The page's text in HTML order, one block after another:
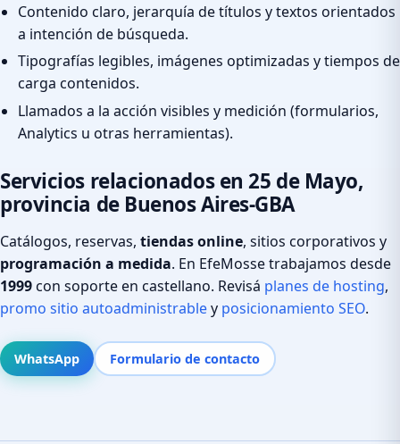
Contenido claro, jerarquía de títulos y textos orientados
a intención de búsqueda.
Tipografías legibles, imágenes optimizadas y tiempos de
carga contenidos.
Llamados a la acción visibles y medición (formularios,
Analytics u otras herramientas).
Servicios relacionados en 25 de Mayo,
provincia de Buenos Aires-GBA
Catálogos, reservas, tiendas online, sitios corporativos y
programación a medida. En EfeMosse trabajamos desde
1999con soporte en castellano. Revisá planes de hosting,
promo sitio autoadministrabley posicionamiento SEO.
WhatsApp Formulario de contacto